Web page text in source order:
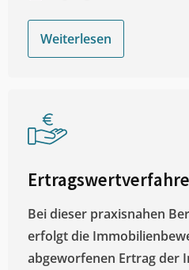
Weiterlesen
Bei dieser praxisnahen
erfolgt die
abgeworfenen Ertrag der